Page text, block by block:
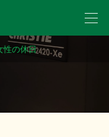
性の休日